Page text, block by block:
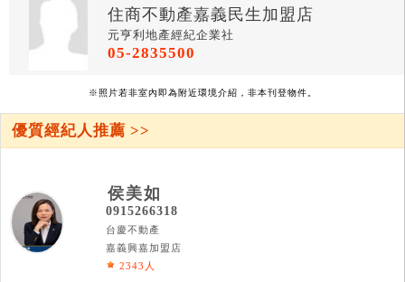
住商不動產嘉義民生加盟店
元亨利地產經紀企業社
05-2835500
※照片若非室內即為附近環境介紹，非本刊登物件。
優質經紀人推薦 >>
侯美如
0915266318
台慶不動產
嘉義興嘉加盟店
2343人